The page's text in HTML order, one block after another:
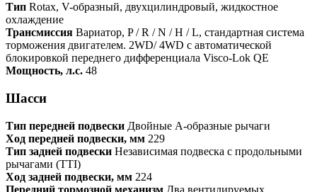
Тип Rotax, V-образный, двухцилиндровый, жидкостное
охлаждение
Трансмиссия Вариатор, P / R / N / H / L, стандартная система
торможения двигателем. 2WD/ 4WD с автоматической
блокировкой переднего дифференциала Visco-Lok QE
Мощность, л.с. 48
Шасси
Тип передней подвески Двойные А-образные рычаги
Ход передней подвески, мм 229
Тип задней подвески Независимая подвеска с продольными
рычагами (TTI)
Ход задней подвески, мм 224
Передний тормозной механизм Два вентилируемых